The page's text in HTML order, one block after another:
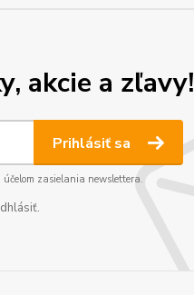
akcie a zľavy!
Prihlásiť sa
zasielania newslettera.